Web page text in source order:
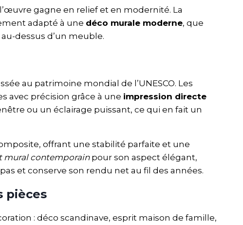
gagne en relief et en modernité. La
adapté à une déco murale moderne, que
dessus d’un meuble.
au patrimoine mondial de l’UNESCO. Les
avec précision grâce à une impression directe
ou un éclairage puissant, ce qui en fait un
offrant une stabilité parfaite et une
mural contemporainpour son aspect élégant,
et conserve son rendu net au fil des années.
pièces
: déco scandinave, esprit maison de famille,